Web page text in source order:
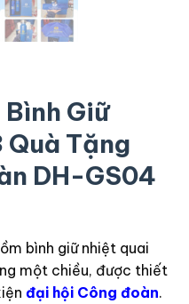
Giữ
Quà Tặng
DH-GS04
bình giữ nhiệt quai
một chiều, được thiết
đại hội Công đoàn.